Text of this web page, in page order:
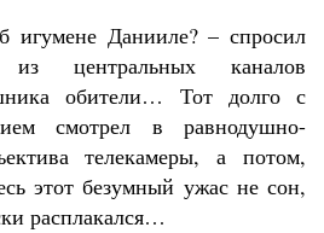
игумене Данииле? – спросил
из центральных каналов
обители… Тот долго с
смотрел в равнодушно-
телекамеры, а потом,
этот безумный ужас не сон,
расплакался…